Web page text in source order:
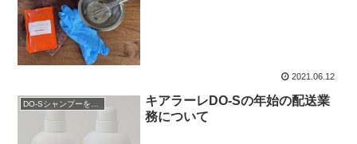
2021.06.12
キアラーレDO-Sの年始の配送業
務について